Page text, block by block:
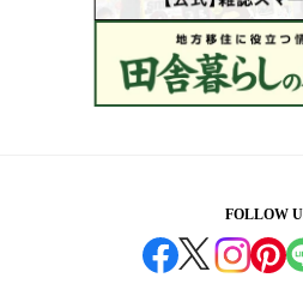
FOLLOW